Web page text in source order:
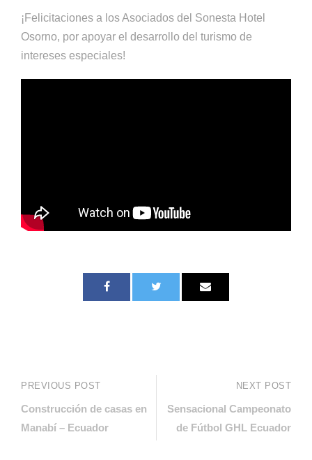
¡Felicitaciones a los Asociados del Sonesta Hotel
Osorno, por apoyar el desarrollo del turismo de
intereses especiales!
PREVIOUS POST
Construcción de casas en
Manabí – Ecuador
NEXT POST
Sensacional Campeonato
de Fútbol GHL Ecuador